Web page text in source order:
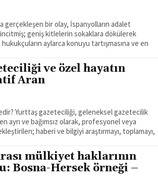
gerçekleşen bir olay, İspanyolların adalet
geniş kitlelerin sokaklara dökülerek
aylarca konuyu tartışmasına ve en
ve özel hayatın
Aran
gazetecilik
ayrı ve bağımsız olarak, profesyonel veya
haberi ve bilgiyi araştırmayı, toplamayı,
mülkiyet haklarının
Bosna-Hersek örneği –